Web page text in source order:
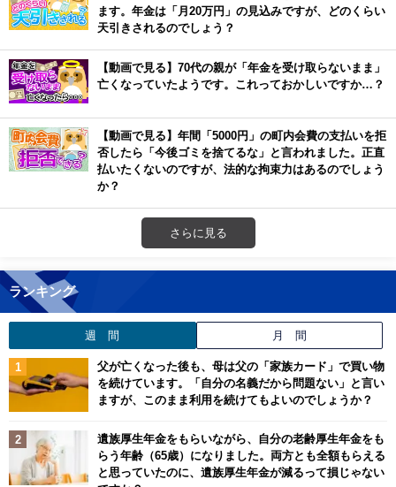
ます。年金は「月20万円」の見込みですが、どのくらい
天引きされるのでしょう？
【動画で見る】70代の親が「年金を受け取らないまま」
亡くなっていたようです。これっておかしいですか…？
【動画で見る】年間「5000円」の町内会費の支払いを拒
否したら「今後ゴミを捨てるな」と言われました。正直
払いたくないのですが、法的な拘束力はあるのでしょう
か？
さらに見る
ランキング
週 間 月 間
父が亡くなった後も、母は父の「家族カード」で買い物
を続けています。「自分の名義だから問題ない」と言い
ますが、このまま利用を続けてもよいのでしょうか？
遺族厚生年金をもらいながら、自分の老齢厚生年金をも
らう年齢（65歳）になりました。両方とも全額もらえる
と思っていたのに、遺族厚生年金が減るって損じゃない